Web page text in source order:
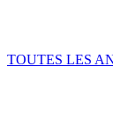
TOUTES LES